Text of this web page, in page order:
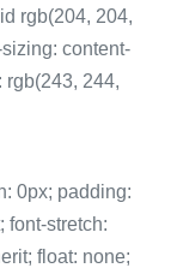
rgb(204, 204,
content-
rgb(243, 244,
0px; padding:
font-stretch:
float: none;